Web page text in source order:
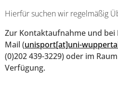
Hierfür suchen wir regelmäßig
Zur Kontaktaufnahme und bei
Mail (unisport[at]uni-
(0)202 439-3229) oder im
Verfügung.